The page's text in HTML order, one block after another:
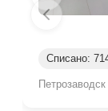
Списано:
Петрозаводск